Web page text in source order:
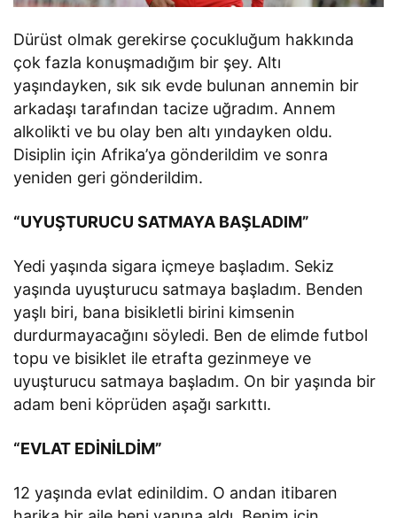
Dürüst olmak gerekirse çocukluğum hakkında
çok fazla konuşmadığım bir şey. Altı
yaşındayken, sık sık evde bulunan annemin bir
arkadaşı tarafından tacize uğradım. Annem
alkolikti ve bu olay ben altı yındayken oldu.
Disiplin için Afrika’ya gönderildim ve sonra
yeniden geri gönderildim.
“UYUŞTURUCU SATMAYA BAŞLADIM”
Yedi yaşında sigara içmeye başladım. Sekiz
yaşında uyuşturucu satmaya başladım. Benden
yaşlı biri, bana bisikletli birini kimsenin
durdurmayacağını söyledi. Ben de elimde futbol
topu ve bisiklet ile etrafta gezinmeye ve
uyuşturucu satmaya başladım. On bir yaşında bir
adam beni köprüden aşağı sarkıttı.
“EVLAT EDİNİLDİM”
12 yaşında evlat edinildim. O andan itibaren